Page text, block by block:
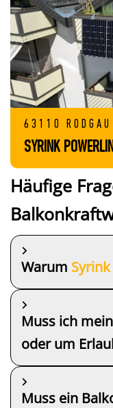
63110 RODGAU
SYRINK
Häufige
Warum
Muss ich
oder um
Muss ein